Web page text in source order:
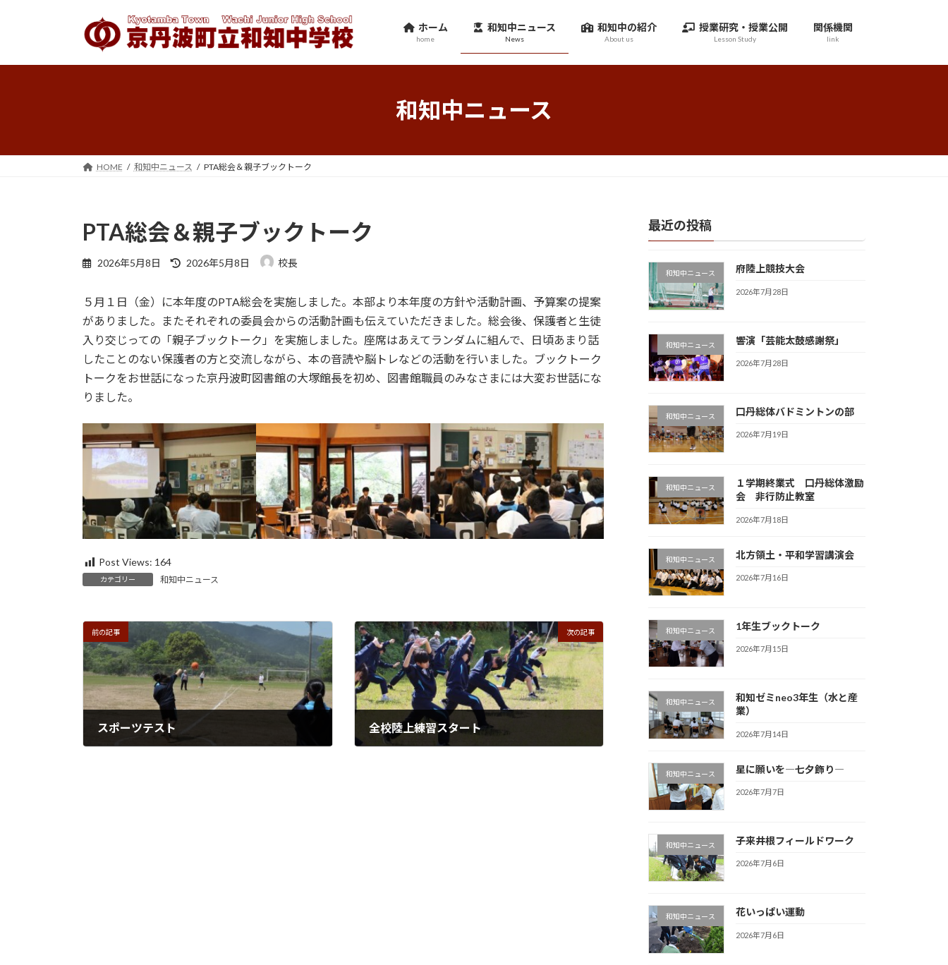
ホーム
home
和知中ニュース
News
和知中の紹介
About us
授業研究・授業公開
Lesson Study
関係機関
link
和知中ニュース
HOME 和知中ニュース PTA総会＆親子ブックトーク
PTA総会＆親子ブックトーク
2026年5月8日
最
新
日
:
2026年5月8日 校長
５月１日（金）に本年度のPTA総会を実施しました。本部より本年度の方針や活動計画、予算案の提案
がありました。またそれぞれの委員会からの活動計画も伝えていただきました。総会後、保護者と生徒
入り交じっての「親子ブックトーク」を実施しました。座席はあえてランダムに組んで、日頃あまり話
したことのない保護者の方と交流しながら、本の音読や脳トレなどの活動を行いました。ブックトーク
トークをお世話になった京丹波町図書館の大塚館長を初め、図書館職員のみなさまには大変お世話にな
りました。
Post Views: 164
カテゴリー 和知中ニュース
前の記事
スポーツテスト
次の記事
全校陸上練習スタート
最近の投稿
和知中ニュース 府陸上競技大会
2026年7月28日
和知中ニュース 響演「芸能太鼓感謝祭」
2026年7月28日
和知中ニュース 口丹総体バドミントンの部
2026年7月19日
和知中ニュース
１学期終業式 口丹総体激励
会 非行防止教室
2026年7月18日
和知中ニュース 北方領土・平和学習講演会
2026年7月16日
和知中ニュース 1年生ブックトーク
2026年7月15日
和知中ニュース
和知ゼミneo3年生（水と産
業）
2026年7月14日
和知中ニュース 星に願いを―七夕飾り―
2026年7月7日
和知中ニュース 子来井根フィールドワーク
2026年7月6日
和知中ニュース 花いっぱい運動
2026年7月6日